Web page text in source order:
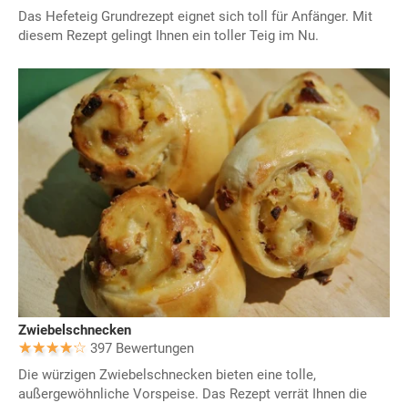
Das Hefeteig Grundrezept eignet sich toll für Anfänger. Mit
diesem Rezept gelingt Ihnen ein toller Teig im Nu.
Zwiebelschnecken
397 Bewertungen
Die würzigen Zwiebelschnecken bieten eine tolle,
außergewöhnliche Vorspeise. Das Rezept verrät Ihnen die